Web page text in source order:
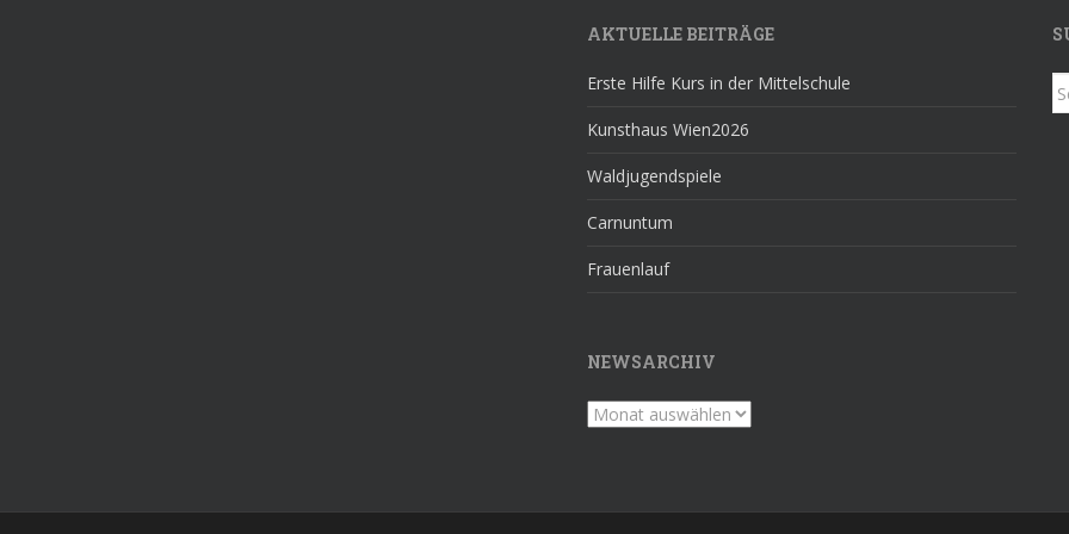
AKTUELLE BEITRÄGE
Erste Hilfe Kurs in der Mittelschule
Kunsthaus Wien2026
Waldjugendspiele
Carnuntum
Frauenlauf
NEWSARCHIV
Newsarchiv